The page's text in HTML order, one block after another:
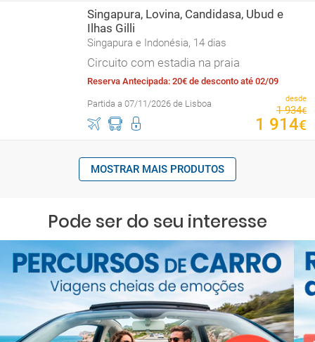
Singapura, Lovina, Candidasa, Ubud e
Ilhas Gilli
Singapura e Indonésia, 14 dias
Circuito com estadia na praia
Reserva Antecipada: 20€ de desconto até 02/09
Partida a 07/11/2026 de Lisboa desde
1 934€
1 914€
MOSTRAR MAIS PRODUTOS
Pode ser do seu interesse